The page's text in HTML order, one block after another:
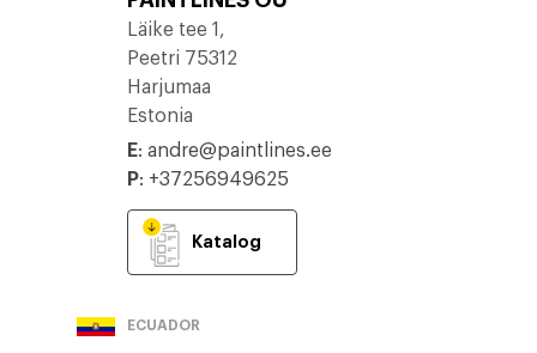
Läike tee 1,
Peetri 75312
Harjumaa
Estonia
E: andre@paintlines.ee
P: +37256949625
Katalog
ECUADOR